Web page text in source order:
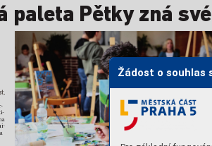
Žádost o souhlas
paleta Pětky zná sv
-